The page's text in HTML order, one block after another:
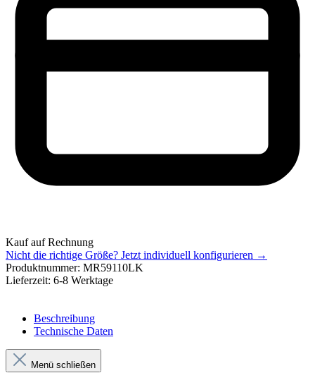
Kauf auf Rechnung
Nicht die richtige Größe? Jetzt individuell konfigurieren →
Produktnummer: MR59110LK
Lieferzeit: 6-8 Werktage
Beschreibung
Technische Daten
Menü schließen